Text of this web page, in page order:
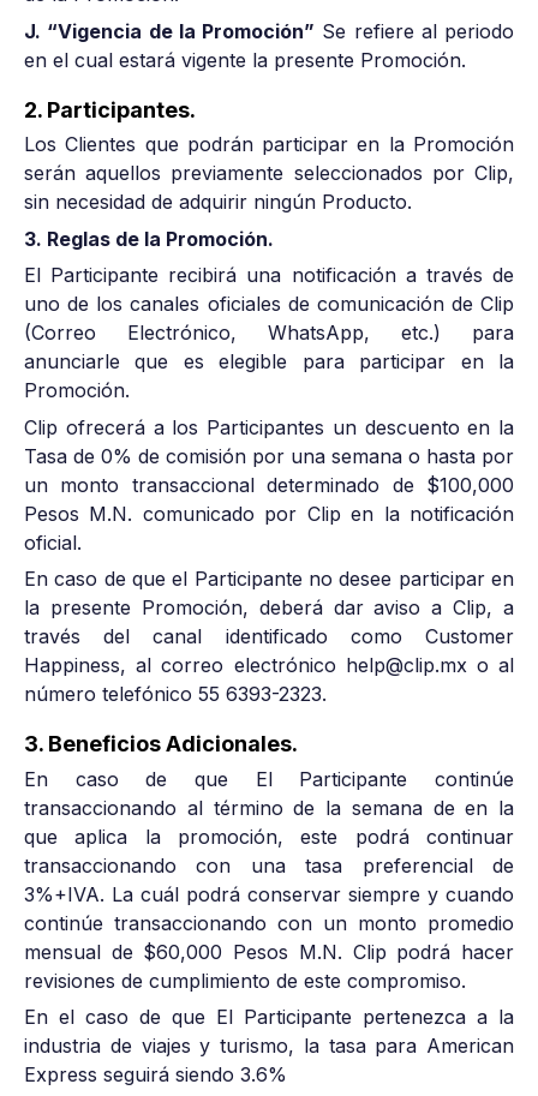
J. “Vigencia de la Promoción” Se refiere al periodo
en el cual estará vigente la presente Promoción.
2. Participantes.
Los Clientes que podrán participar en la Promoción
serán aquellos previamente seleccionados por Clip,
sin necesidad de adquirir ningún Producto.
3. Reglas de la Promoción.
El Participante recibirá una notificación a través de
uno de los canales oficiales de comunicación de Clip
(Correo Electrónico, WhatsApp, etc.) para
anunciarle que es elegible para participar en la
Promoción.
Clip ofrecerá a los Participantes un descuento en la
Tasa de 0% de comisión por una semana o hasta por
un monto transaccional determinado de $100,000
Pesos M.N. comunicado por Clip en la notificación
oficial.
En caso de que el Participante no desee participar en
la presente Promoción, deberá dar aviso a Clip, a
través del canal identificado como Customer
Happiness, al correo electrónico help@clip.mx o al
número telefónico 55 6393-2323.
3. Beneficios Adicionales.
En caso de que El Participante continúe
transaccionando al término de la semana de en la
que aplica la promoción, este podrá continuar
transaccionando con una tasa preferencial de
3%+IVA. La cuál podrá conservar siempre y cuando
continúe transaccionando con un monto promedio
mensual de $60,000 Pesos M.N. Clip podrá hacer
revisiones de cumplimiento de este compromiso.
En el caso de que El Participante pertenezca a la
industria de viajes y turismo, la tasa para American
Express seguirá siendo 3.6%